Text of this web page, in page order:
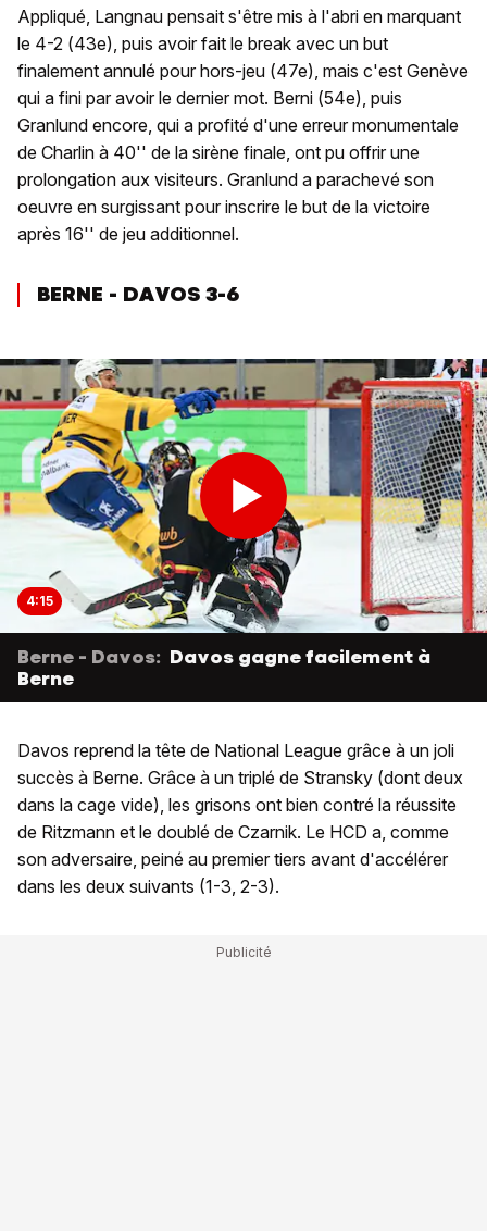
Appliqué, Langnau pensait s'être mis à l'abri en marquant
le 4-2 (43e), puis avoir fait le break avec un but
finalement annulé pour hors-jeu (47e), mais c'est Genève
qui a fini par avoir le dernier mot. Berni (54e), puis
Granlund encore, qui a profité d'une erreur monumentale
de Charlin à 40'' de la sirène finale, ont pu offrir une
prolongation aux visiteurs. Granlund a parachevé son
oeuvre en surgissant pour inscrire le but de la victoire
après 16'' de jeu additionnel.
BERNE - DAVOS 3-6
4:15
Berne - Davos: Davos gagne facilement à
Berne
Davos reprend la tête de National League grâce à un joli
succès à Berne. Grâce à un triplé de Stransky (dont deux
dans la cage vide), les grisons ont bien contré la réussite
de Ritzmann et le doublé de Czarnik. Le HCD a, comme
son adversaire, peiné au premier tiers avant d'accélérer
dans les deux suivants (1-3, 2-3).